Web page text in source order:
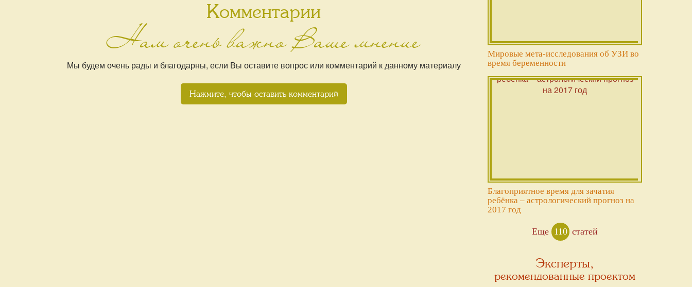
Комментарии
Нам очень важно Ваше мнение
Мы будем очень рады и благодарны, если Вы оставите вопрос или комментарий к данному материалу
Нажмите, чтобы оставить комментарий
Мировые мета-исследования об УЗИ во
время беременности
Благоприятное время для зачатия
ребёнка – астрологический прогноз на
2017 год
Еще 110 статей
Эксперты,
рекомендованные проектом